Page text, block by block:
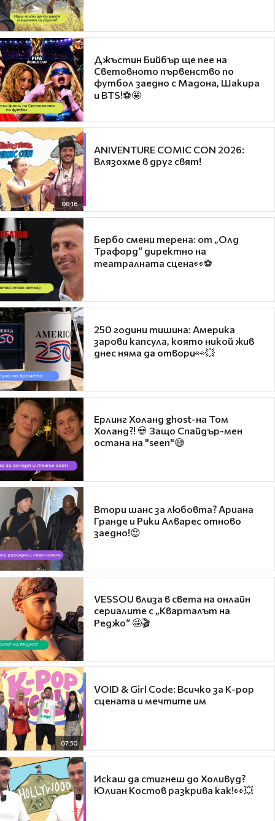
Джъстин Бийбър ще пее на
Световното първенство по
футбол заедно с Мадона, Шакира
и BTS!⚽🤩
08:16
ANIVENTURE COMIC CON 2026:
Влязохме в друг свят!
Бербо смени терена: от „Олд
Трафорд“ директно на
театралната сцена👀⚽
250 години тишина: Америка
зарови капсула, която никой жив
днес няма да отвори👀💥
Ерлинг Холанд ghost-на Том
Холанд?! 💀 Защо Спайдър-мен
остана на "seen"😅
Втори шанс за любовта? Ариана
Гранде и Рики Алварес отново
заедно!😍
VESSOU влиза в света на онлайн
сериалите с „Кварталът на
Реджо“ 🤩🎬
07:50
VOID & Girl Code: Всичко за K-pop
сцената и мечтите им
Искаш да стигнеш до Холивуд?
Юлиан Костов разкрива как!👀💥